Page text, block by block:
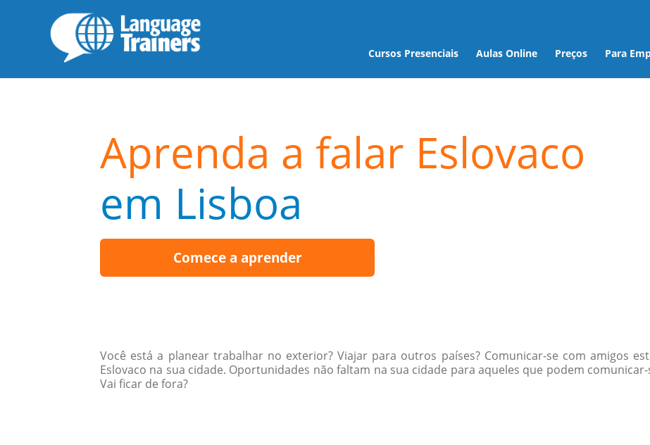
Cursos Presenciais Aulas Online Preços Para
Aprenda a falar Eslovaco
em Lisboa
Comece a aprender
Você está a planear trabalhar no exterior? Viajar para outros países? Comunicar-se com amigos
Eslovaco na sua cidade. Oportunidades não faltam na sua cidade para aqueles que podem
Vai ficar de fora?